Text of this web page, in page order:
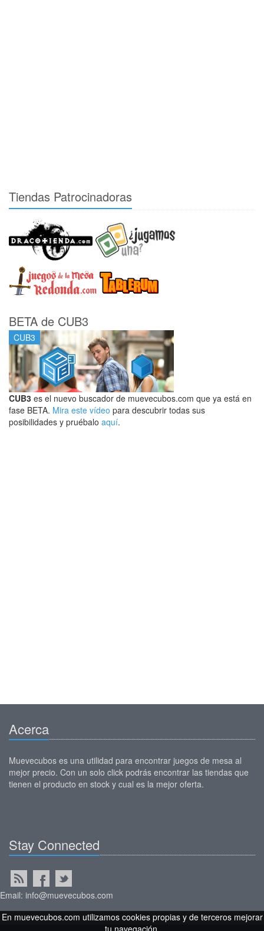
Tiendas Patrocinadoras
BETA de CUB3
CUB3
CUB3 es el nuevo buscador de muevecubos.com que ya está en
fase BETA. Mira este vídeo para descubrir todas sus
posibilidades y pruébalo aquí.
Acerca
Muevecubos es una utilidad para encontrar juegos de mesa al
mejor precio. Con un solo click podrás encontrar las tiendas que
tienen el producto en stock y cual es la mejor oferta.
Stay Connected
Email: info@muevecubos.com
En muevecubos.com utilizamos cookies propias y de terceros mejorar
tu navegación.